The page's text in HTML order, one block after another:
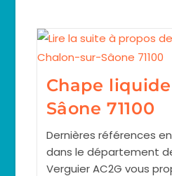
Chape
Sâone 71100
Dernières références
dans le département
Verguier AC2G vous